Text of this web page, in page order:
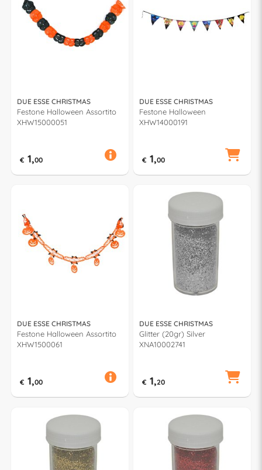
DUE ESSE CHRISTMAS
Festone Halloween Assortito
XHW15000051
€ 1,00
DUE ESSE CHRISTMAS
Festone Halloween
XHW14000191
€ 1,00
DUE ESSE CHRISTMAS
Festone Halloween Assortito
XHW1500061
€ 1,00
DUE ESSE CHRISTMAS
Glitter (20gr) Silver
XNA10002741
€ 1,20